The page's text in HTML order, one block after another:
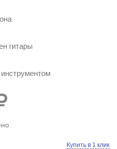
гитары
Купить в 1 клик